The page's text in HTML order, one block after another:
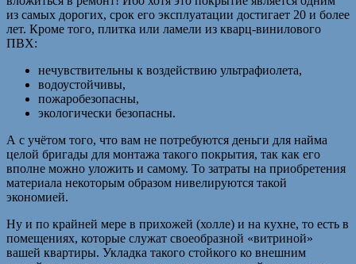
из самых дорогих, срок его эксплуатации достигает 20 и более
лет. Кроме того, плитка или ламели из кварц-винилового
ПВХ:
нечувствительны к воздействию ультрафиолета,
водоустойчивы,
пожаробезопасны,
экологически безопасны.
А с учётом того, что вам не потребуются деньги для найма
целой бригады для монтажа такого покрытия, так как его
вполне можно уложить и самому. То затраты на приобретения
материала некоторым образом нивелируются такой
экономией.
Ну и по крайней мере в прихожей (холле) и на кухне, то есть в
помещениях, которые служат своеобразной «витриной»
вашей квартиры. Укладка такого стойкого ко внешним